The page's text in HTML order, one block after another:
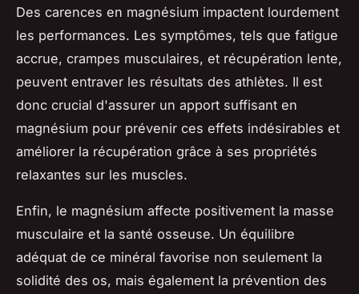
Des carences en magnésium impactent lourdement
les performances. Les symptômes, tels que fatigue
accrue, crampes musculaires, et récupération lente,
peuvent entraver les résultats des athlètes. Il est
donc crucial d'assurer un apport suffisant en
magnésium pour prévenir ces effets indésirables et
améliorer la récupération grâce à ses propriétés
relaxantes sur les muscles.
Enfin, le magnésium affecte positivement la masse
musculaire et la santé osseuse. Un équilibre
adéquat de ce minéral favorise non seulement la
solidité des os, mais également la prévention des